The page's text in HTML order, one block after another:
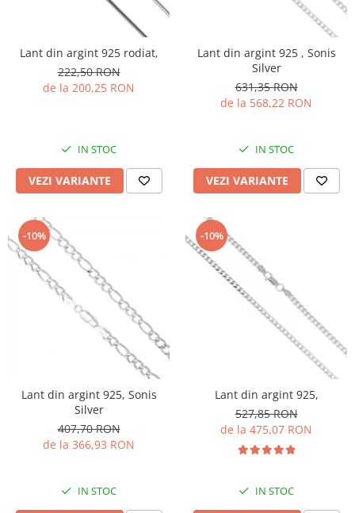
Lant din argint 925 rodiat,
222,50 RON
de la 200,25 RON
IN STOC
VEZI VARIANTE
Lant din argint 925 , Sonis
Silver
631,35 RON
de la 568,22 RON
IN STOC
VEZI VARIANTE
-10%
Lant din argint 925, Sonis
Silver
407,70 RON
de la 366,93 RON
IN STOC
-10%
Lant din argint 925,
527,85 RON
de la 475,07 RON
IN STOC